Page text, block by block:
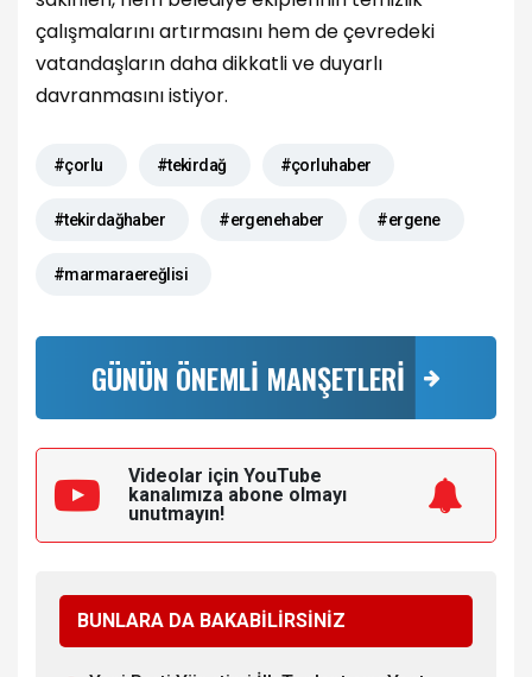
çalışmalarını artırmasını hem de çevredeki
vatandaşların daha dikkatli ve duyarlı
davranmasını istiyor.
#çorlu #tekirdağ #çorluhaber
#tekirdağhaber #ergenehaber #ergene
#marmaraereğlisi
GÜNÜN ÖNEMLİ MANŞETLERİ
Videolar için YouTube
kanalımıza abone olmayı
unutmayın!
BUNLARA DA BAKABİLİRSİNİZ